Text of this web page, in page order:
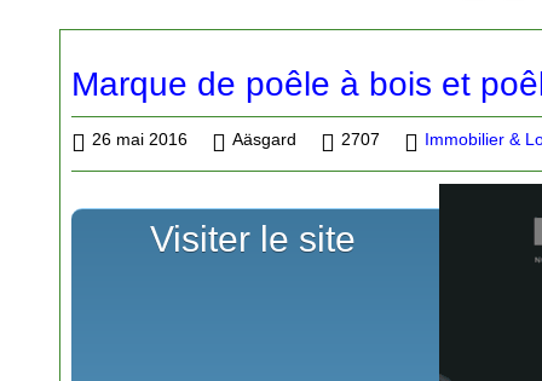
Marque de poêle à bois et
26 mai 2016 Aäsgard 2707 Immobilier &
Visiter le site